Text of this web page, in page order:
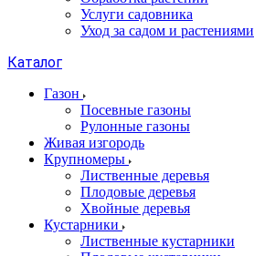
Услуги садовника
Уход за садом и растениями
Каталог
Газон
Посевные газоны
Рулонные газоны
Живая изгородь
Крупномеры
Лиственные деревья
Плодовые деревья
Хвойные деревья
Кустарники
Лиственные кустарники